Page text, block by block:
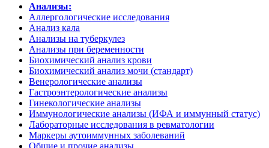
Анализы:
Аллергологические исследования
Анализ кала
Анализы на туберкулез
Анализы при беременности
Биохимический анализ крови
Биохимический анализ мочи (стандарт)
Венерологические анализы
Гастроэнтерологические анализы
Гинекологические анализы
Иммунологические анализы (ИФА и иммунный статус)
Лабораторные исследования в ревматологии
Маркеры аутоиммунных заболеваний
Общие и прочие анализы